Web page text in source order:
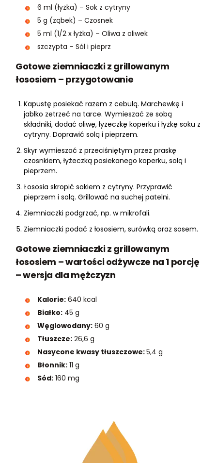
6 ml (łyżka) – Sok z cytryny
5 g (ząbek) – Czosnek
5 ml (1/2 x łyżka) – Oliwa z oliwek
szczypta – Sól i pieprz
Gotowe ziemniaczki z grillowanym
łososiem – przygotowanie
Kapustę posiekać razem z cebulą. Marchewkę i
jabłko zetrzeć na tarce. Wymieszać ze sobą
składniki, dodać oliwę, łyżeczkę koperku i łyżkę soku z
cytryny. Doprawić solą i pieprzem.
Skyr wymieszać z przeciśniętym przez praskę
czosnkiem, łyżeczką posiekanego koperku, solą i
pieprzem.
Łososia skropić sokiem z cytryny. Przyprawić
pieprzem i solą. Grillować na suchej patelni.
Ziemniaczki podgrzać, np. w mikrofali.
Ziemniaczki podać z łososiem, surówką oraz sosem.
Gotowe ziemniaczki z grillowanym
łososiem – wartości odżywcze na 1 porcję
– wersja dla mężczyzn
Kalorie: 640 kcal
Białko: 45 g
Węglowodany: 60 g
Tłuszcze: 26,6 g
Nasycone kwasy tłuszczowe:5,4 g
Błonnik: 11 g
Sód: 160 mg